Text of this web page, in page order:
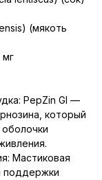
(мякоть
мг
PepZin GI —
который
Мастиковая
поддержки